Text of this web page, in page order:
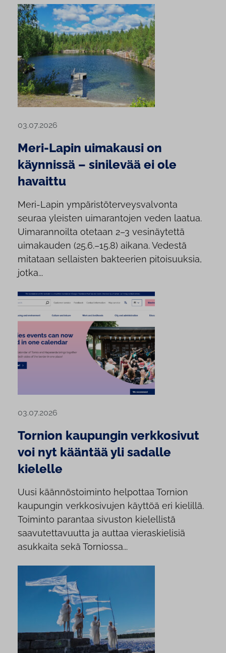
03.07.2026
Meri-Lapin uimakausi on
käynnissä – sinilevää ei ole
havaittu
Meri-Lapin ympäristöterveysvalvonta
seuraa yleisten uimarantojen veden laatua.
Uimarannoilta otetaan 2–3 vesinäytettä
uimakauden (25.6.–15.8) aikana. Vedestä
mitataan sellaisten bakteerien pitoisuuksia,
jotka...
03.07.2026
Tornion kaupungin verkkosivut
voi nyt kääntää yli sadalle
kielelle
Uusi käännöstoiminto helpottaa Tornion
kaupungin verkkosivujen käyttöä eri kielillä.
Toiminto parantaa sivuston kielellistä
saavutettavuutta ja auttaa vieraskielisiä
asukkaita sekä Torniossa...